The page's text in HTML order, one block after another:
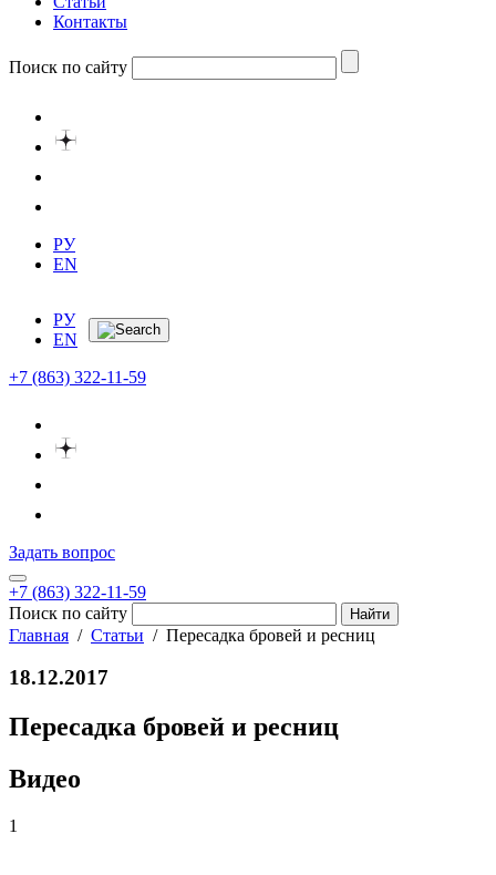
Контакты
Поиск по сайту
РУ
EN
РУ
EN
+7 (863) 322-11-59
Задать вопрос
+7 (863) 322-11-59
Поиск по сайту
Главная
Статьи Пересадка бровей и ресниц
18.12.2017
Пересадка бровей и ресниц
Видео
1